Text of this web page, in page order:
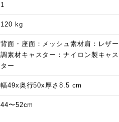
1
120 kg
背面・座面：メッシュ素材肩：レザー
調素材キャスター：ナイロン製キャス
ター
幅49x奥行50x厚さ8.5 cm
44〜52cm